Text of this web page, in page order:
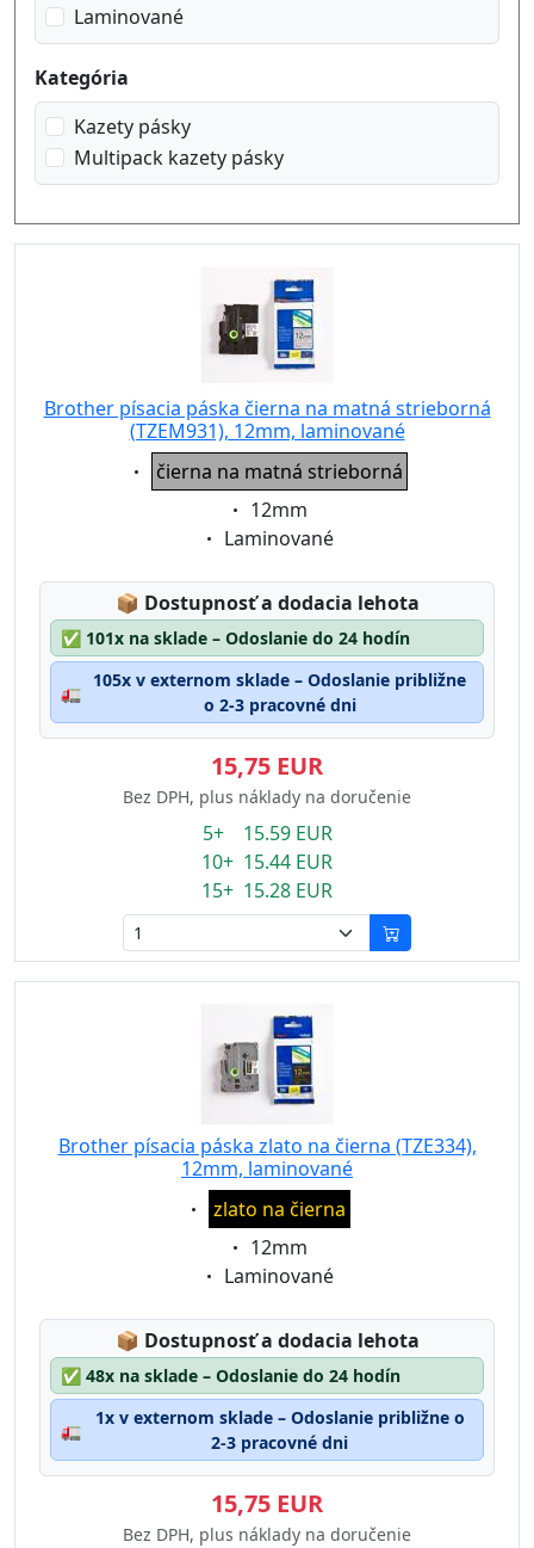
Laminované
Kategória
Kazety pásky
Multipack kazety pásky
Brother písacia páska čierna na matná strieborná
(TZEM931), 12mm, laminované
Eigenschaft:
čierna na matná strieborná
Eigenschaft:
12mm
Eigenschaft:
Laminované
📦 Lagerstatus:
Dostupnosť a dodacia lehota
✅ 101x na sklade – Odoslanie do 24 hodín
🚛
105x v externom sklade – Odoslanie približne
o 2-3 pracovné dni
15,75 EUR
Bez DPH, plus náklady na doručenie
5+ 15.59 EUR
10+ 15.44 EUR
15+ 15.28 EUR
Brother písacia páska zlato na čierna (TZE334),
12mm, laminované
Eigenschaft:
zlato na čierna
Eigenschaft:
12mm
Eigenschaft:
Laminované
📦 Lagerstatus:
Dostupnosť a dodacia lehota
✅ 48x na sklade – Odoslanie do 24 hodín
🚛
1x v externom sklade – Odoslanie približne o
2-3 pracovné dni
15,75 EUR
Bez DPH, plus náklady na doručenie